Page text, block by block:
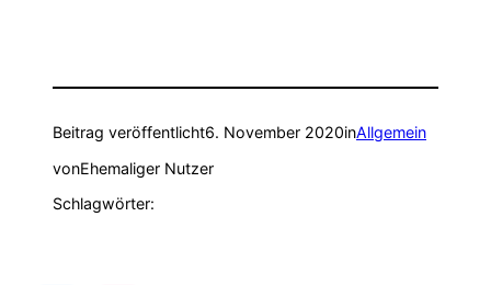
Beitrag veröffentlicht6. November 2020inAllgemein
vonEhemaliger Nutzer
Schlagwörter: